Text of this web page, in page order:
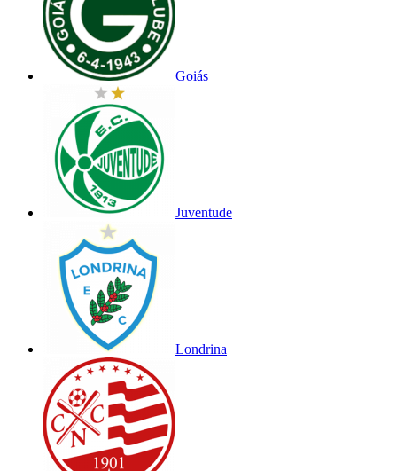
Goiás
Juventude
Londrina